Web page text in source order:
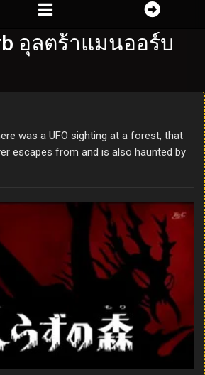
อุลตร้าแมนออร์บ
was a UFO sighting at a forest, that
escapes from and is also haunted by